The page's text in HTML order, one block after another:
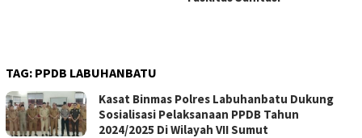
TAG: PPDB LABUHANBATU
Kasat Binmas Polres Labuhanbatu Dukung
Sosialisasi Pelaksanaan PPDB Tahun
2024/2025 Di Wilayah VII Sumut